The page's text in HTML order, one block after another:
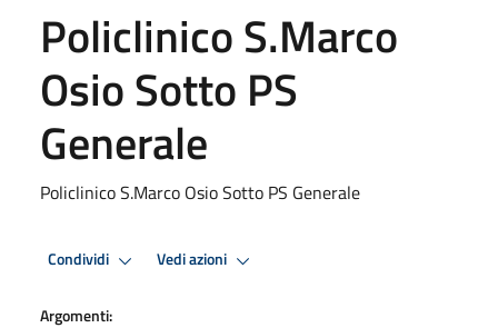
Policlinico S.Marco
Osio Sotto PS
Generale
Policlinico S.Marco Osio Sotto PS Generale
Condividi Vedi azioni
Argomenti: